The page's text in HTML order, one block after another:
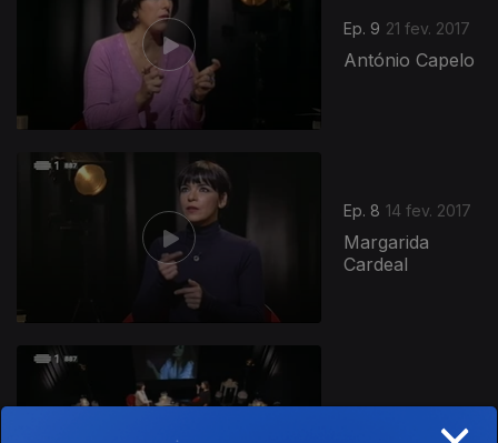
Ep. 9 21 fev. 2017
António Capelo
Ep. 8 14 fev. 2017
Margarida
Cardeal